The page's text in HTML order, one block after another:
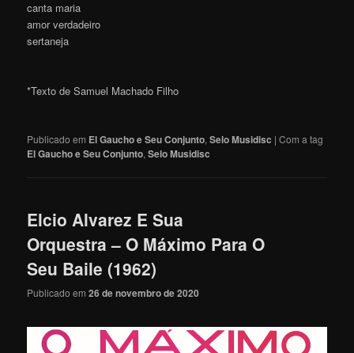
canta maria
amor verdadeiro
sertaneja
*Texto de Samuel Machado Filho
Publicado em El Gaucho e Seu Conjunto,Selo Musidisc |Com a tag
El Gaucho e Seu Conjunto,Selo Musidisc
Elcio Alvarez E Sua
Orquestra – O Máximo Para O
Seu Baile (1962)
Publicado em26 de novembro de 2020